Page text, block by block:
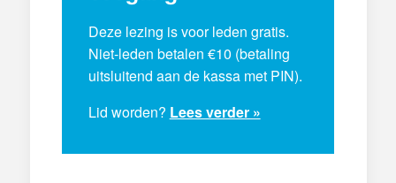
Deze lezing is voor leden gratis.
Niet-leden betalen €10 (betaling
uitsluitend aan de kassa met PIN).
Lid worden? Lees verder »